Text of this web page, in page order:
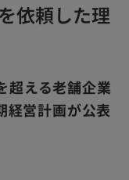
依頼した理
える老舗企業
営計画が公表